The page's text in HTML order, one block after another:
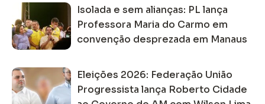
Isolada e sem alianças: PL lança
Professora Maria do Carmo em
convenção desprezada em Manaus
Eleições 2026: Federação União
Progressista lança Roberto Cidade